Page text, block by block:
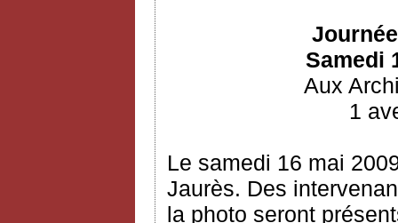
Samedi
Aux
1
Le samedi 16 mai
Jaurès. Des
la photo seront